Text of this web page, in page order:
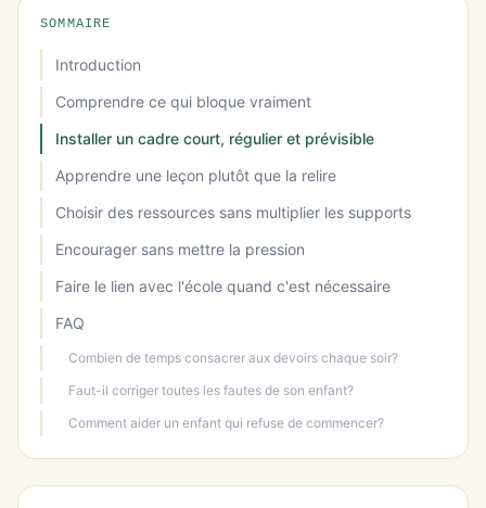
SOMMAIRE
Introduction
Comprendre ce qui bloque vraiment
Installer un cadre court, régulier et prévisible
Apprendre une leçon plutôt que la relire
Choisir des ressources sans multiplier les supports
Encourager sans mettre la pression
Faire le lien avec l'école quand c'est nécessaire
FAQ
Combien de temps consacrer aux devoirs chaque soir?
Faut-il corriger toutes les fautes de son enfant?
Comment aider un enfant qui refuse de commencer?